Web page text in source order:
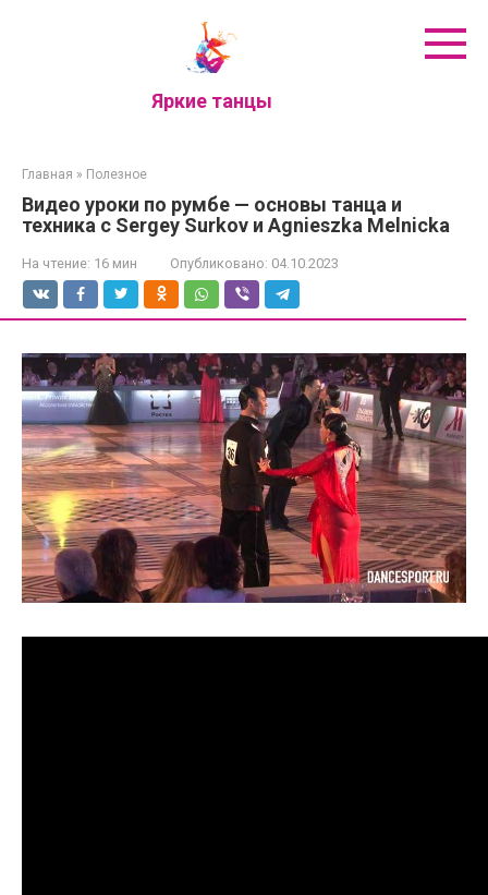
Яркие танцы
Главная » Полезное
Видео уроки по румбе — основы танца и
техника с Sergey Surkov и Agnieszka Melnicka
На чтение: 16 мин Опубликовано: 04.10.2023